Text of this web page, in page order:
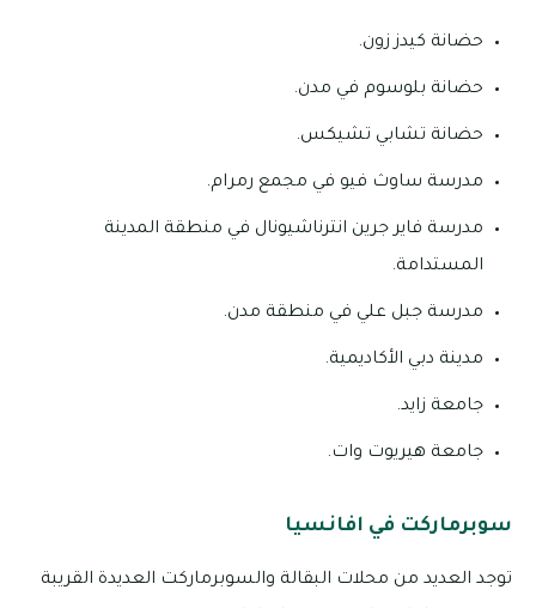
حضانة كيدز زون.
حضانة بلوسوم في مدن.
حضانة تشابي تشيكس.
مدرسة ساوث فيو في مجمع رمرام.
مدرسة فاير جرين انترناشيونال في منطقة المدينة
المستدامة.
مدرسة جبل علي في منطقة مدن.
مدينة دبي الأكاديمية.
جامعة زايد.
جامعة هيريوت وات.
سوبرماركت في افانسيا
توجد العديد من محلات البقالة والسوبرماركت العديدة القريبة